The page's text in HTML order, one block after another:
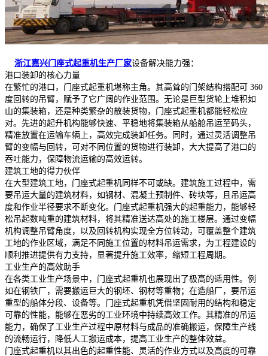
浙江嘉兴门座式起重机生产厂家设备解决能力强：
港口装卸的核心力量
在繁忙的港口，门座式起重机堪称主角。其高耸的门架结构搭配可 360
度回转的吊臂，赋予了它广阔的作业范围。无论是巨型货轮上堆积如
山的集装箱，还是种类繁杂的散装货物，门座式起重机都能轻松应
对。先进的起升机构能够快速、平稳地将集装箱从船舱吊运至码头，
精准放置在运输车辆上，高效完成装卸任务。同时，通过灵活调整吊
臂的变幅与回转，可对不同位置的货物进行装卸，大大提高了港口的
吞吐能力，保障物流运输的高效运转。
建筑工地的得力伙伴
在大型建筑工地，门座式起重机同样不可或缺。建筑施工过程中，需
要吊运大量的建筑材料，如钢材、混凝土预制件、砖块等，且吊运高
度和作业半径要求不断变化。门座式起重机强大的起重能力，能够轻
松吊起数吨重的建筑材料，将其精准送达高处的施工楼层。通过变幅
机构调整吊臂角度，以及回转机构实现全方位转动，可覆盖整个建筑
工地的作业区域，满足不同施工位置的材料吊运需求，为工程建设的
顺利推进提供有力支持，显著提升施工效率，缩短工程周期。
工业生产的高效助手
在各类工业生产场景中，门座式起重机也展现出了极高的适用性。例
如在钢铁厂，需要搬运巨大的钢坯、钢材等重物；在造船厂，要吊运
重型的船体分段、设备等。门座式起重机凭借坚固耐用的结构和稳定
可靠的性能，能够在恶劣的工业环境中持续高效工作。其精准的吊运
能力，确保了工业生产过程中原材料与成品的准确搬运，保障生产线
的流畅运行，降低人工搬运成本，提高工业生产的整体效益。
门座式起重机以其出色的起重性能、灵活的作业方式以及高度的可靠